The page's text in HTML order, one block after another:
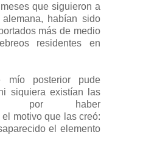
que siguieron a
alemana, habían sido
más de medio
residentes en
mío posterior pude
siquiera existían las
por haber
motivo que las creó:
el elemento